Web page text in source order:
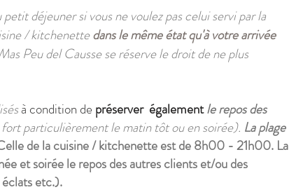
déjeuner si vous ne voulez pas celui servi par la
/ kitchenettedans le même étatqu'à votre arrivée
Peu del Causse se réserve le droit de ne plus
à condition de préserver égalementle repos des
particulièrement le matin tôt ou en soirée). La plage
de la cuisine / kitchenette est de 8h00 - 21h00. La
et soirée le repos des autres clients et/ou des
éclats etc.).